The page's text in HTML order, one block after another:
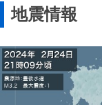
地震情報